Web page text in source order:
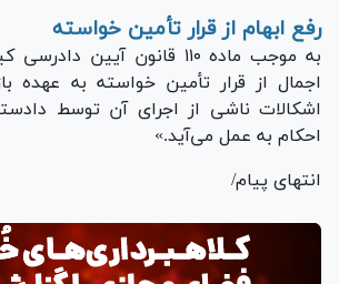
رفع ابهام از قرار تأمین خواسته
به موجب ماده ۱۱۰ قانون آیین
اجمال از قرار تأمین خواسته به عهده
اشکالات ناشی از اجرای آن توسط
احکام به عمل می‌آید.»
انتهای پیام/